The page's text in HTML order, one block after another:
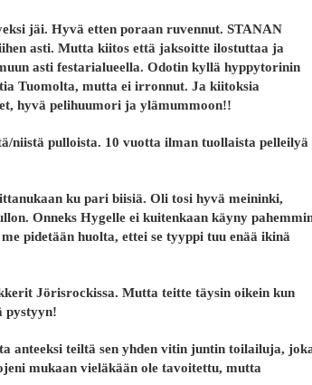
jäi. Hyvä etten poraan ruvennut. STANAN
asti. Mutta kiitos että jaksoitte ilostuttaa ja
asti festarialueella. Odotin kyllä hyppytorinin
Tuomolta, mutta ei irronnut. Ja kiitoksia
hyvä pelihuumori ja ylämummoon!!
niistä pulloista. 10 vuotta ilman tuollaista pelleilyä
ku pari biisiä. Oli tosi hyvä meininki,
Onneks Hygelle ei kuitenkaan käyny
pidetään huolta, ettei se tyyppi tuu enää ikinä
Jörisrockissa. Mutta teitte täysin oikein kun
pystyyn!
anteeksi teiltä sen yhden vitin juntin toilailuja,
mukaan vieläkään ole tavoitettu, mutta